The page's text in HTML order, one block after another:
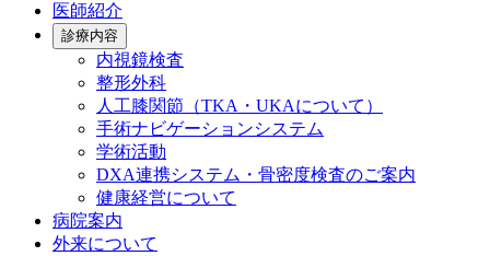
医師紹介
診療内容
内視鏡検査
整形外科
人工膝関節（TKA・UKAについて）
手術ナビゲーションシステム
学術活動
DXA連携システム・骨密度検査のご案内
健康経営について
病院案内
外来について